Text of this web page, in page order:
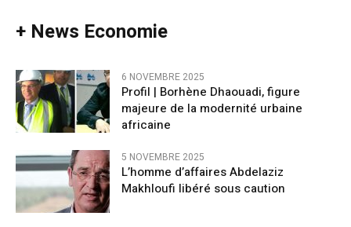
+ News Economie
6 NOVEMBRE 2025
Profil | Borhène Dhaouadi, figure
majeure de la modernité urbaine
africaine
5 NOVEMBRE 2025
L’homme d’affaires Abdelaziz
Makhloufi libéré sous caution